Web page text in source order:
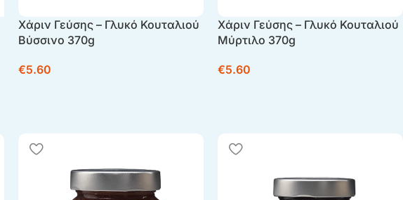
Χάριν Γεύσης – Γλυκό Κουταλιού
Βύσσινο 370g
€5.60
Χάριν Γεύσης – Γλυκό Κουταλιού
Μύρτιλο 370g
€5.60